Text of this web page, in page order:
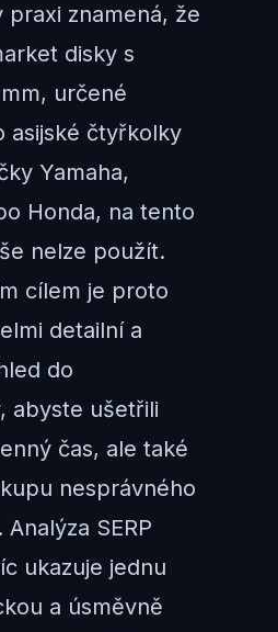
praxi znamená, že
disky s
určené
asijské čtyřkolky
Yamaha,
Honda, na tento
nelze použít.
cílem je proto
detailní a
do
abyste ušetřili
čas, ale také
nesprávného
SERP
ukazuje jednu
a úsměvně